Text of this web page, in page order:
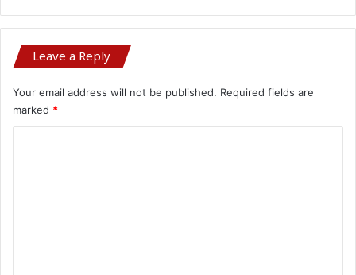
Leave a Reply
Your email address will not be published. Required fields are
marked *